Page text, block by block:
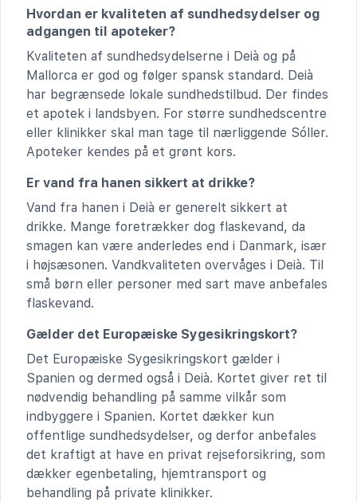
Hvordan er kvaliteten af sundhedsydelser og
adgangen til apoteker?
Kvaliteten af sundhedsydelserne i Deià og på
Mallorca er god og følger spansk standard. Deià
har begrænsede lokale sundhedstilbud. Der findes
et apotek i landsbyen. For større sundhedscentre
eller klinikker skal man tage til nærliggende Sóller.
Apoteker kendes på et grønt kors.
Er vand fra hanen sikkert at drikke?
Vand fra hanen i Deià er generelt sikkert at
drikke. Mange foretrækker dog flaskevand, da
smagen kan være anderledes end i Danmark, især
i højsæsonen. Vandkvaliteten overvåges i Deià. Til
små børn eller personer med sart mave anbefales
flaskevand.
Gælder det Europæiske Sygesikringskort?
Det Europæiske Sygesikringskort gælder i
Spanien og dermed også i Deià. Kortet giver ret til
nødvendig behandling på samme vilkår som
indbyggere i Spanien. Kortet dækker kun
offentlige sundhedsydelser, og derfor anbefales
det kraftigt at have en privat rejseforsikring, som
dækker egenbetaling, hjemtransport og
behandling på private klinikker.